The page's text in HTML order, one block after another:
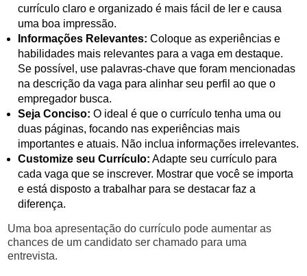
currículo claro e organizado é mais fácil de ler e causa
uma boa impressão.
Informações Relevantes: Coloque as experiências e
habilidades mais relevantes para a vaga em destaque.
Se possível, use palavras-chave que foram mencionadas
na descrição da vaga para alinhar seu perfil ao que o
empregador busca.
Seja Conciso: O ideal é que o currículo tenha uma ou
duas páginas, focando nas experiências mais
importantes e atuais. Não inclua informações irrelevantes.
Customize seu Currículo: Adapte seu currículo para
cada vaga que se inscrever. Mostrar que você se importa
e está disposto a trabalhar para se destacar faz a
diferença.
Uma boa apresentação do currículo pode aumentar as
chances de um candidato ser chamado para uma
entrevista.